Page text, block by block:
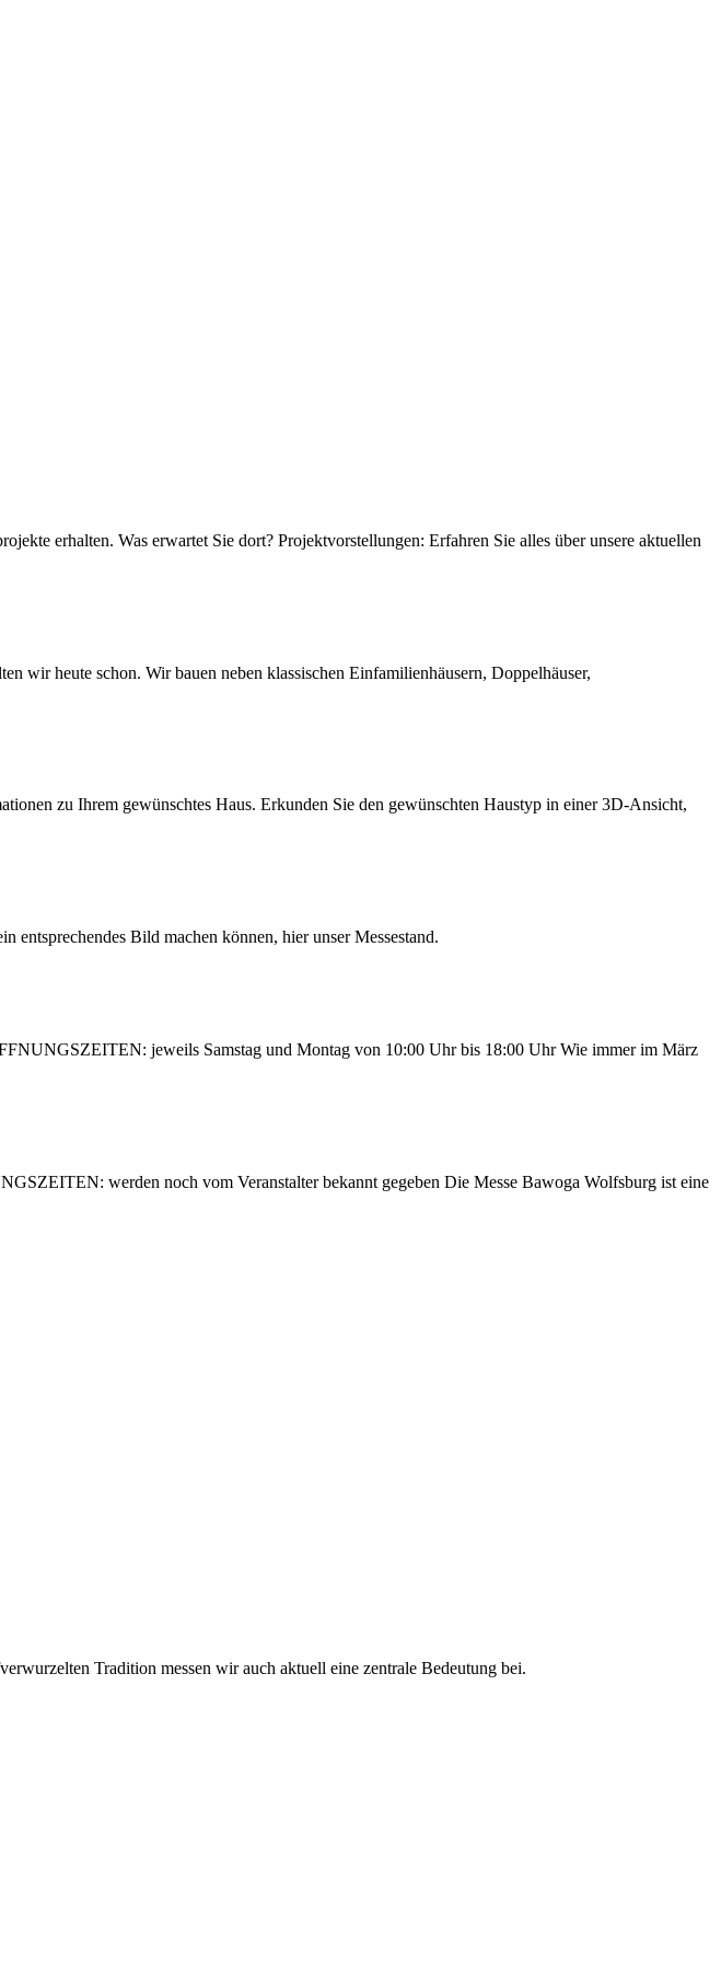
erhalten. Was erwartet Sie dort? Projektvorstellungen: Erfahren Sie alles über unsere aktuellen
heute schon. Wir bauen neben klassischen Einfamilienhäusern, Doppelhäuser,
zu Ihrem gewünschtes Haus. Erkunden Sie den gewünschten Haustyp in einer 3D-Ansicht,
entsprechendes Bild machen können, hier unser Messestand.
jeweils Samstag und Montag von 10:00 Uhr bis 18:00 Uhr Wie immer im März
werden noch vom Veranstalter bekannt gegeben Die Messe Bawoga Wolfsburg ist eine
Tradition messen wir auch aktuell eine zentrale Bedeutung bei.